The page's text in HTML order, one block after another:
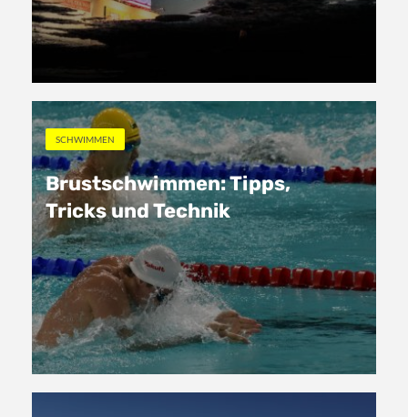
SCHWIMMEN
Brustschwimmen: Tipps,
Tricks und Technik